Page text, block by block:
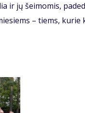
ir jų šeimomis,
– tiems, kurie